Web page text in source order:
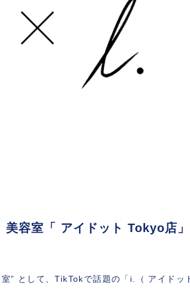
美容室「 アイドット Tokyo店
” として、TikTokで話題の「i.（ アイドッ